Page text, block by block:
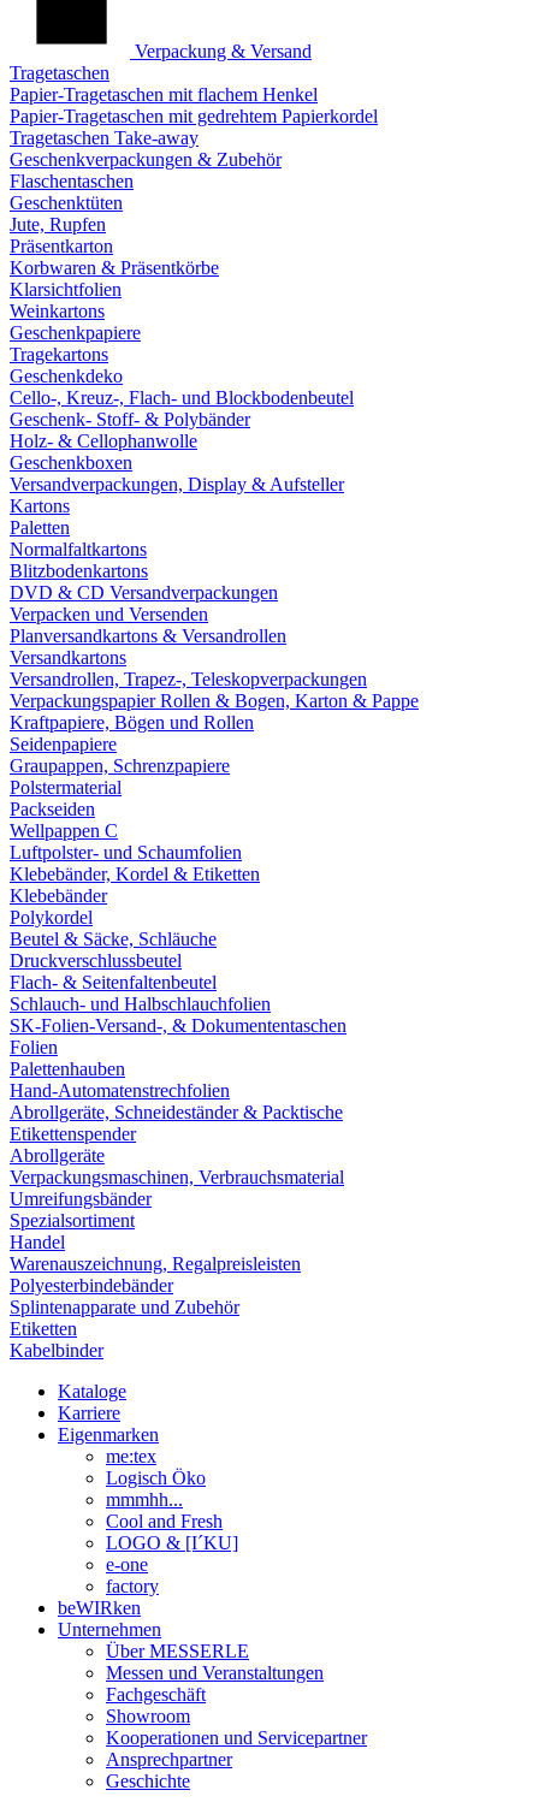
Verpackung & Versand
Tragetaschen
Papier-Tragetaschen mit flachem Henkel
Papier-Tragetaschen mit gedrehtem Papierkordel
Tragetaschen Take-away
Geschenkverpackungen & Zubehör
Flaschentaschen
Geschenktüten
Jute, Rupfen
Präsentkarton
Korbwaren & Präsentkörbe
Klarsichtfolien
Weinkartons
Geschenkpapiere
Tragekartons
Geschenkdeko
Cello-, Kreuz-, Flach- und Blockbodenbeutel
Geschenk- Stoff- & Polybänder
Holz- & Cellophanwolle
Geschenkboxen
Versandverpackungen, Display & Aufsteller
Kartons
Paletten
Normalfaltkartons
Blitzbodenkartons
DVD & CD Versandverpackungen
Verpacken und Versenden
Planversandkartons & Versandrollen
Versandkartons
Versandrollen, Trapez-, Teleskopverpackungen
Verpackungspapier Rollen & Bogen, Karton & Pappe
Kraftpapiere, Bögen und Rollen
Seidenpapiere
Graupappen, Schrenzpapiere
Polstermaterial
Packseiden
Wellpappen C
Luftpolster- und Schaumfolien
Klebebänder, Kordel & Etiketten
Klebebänder
Polykordel
Beutel & Säcke, Schläuche
Druckverschlussbeutel
Flach- & Seitenfaltenbeutel
Schlauch- und Halbschlauchfolien
SK-Folien-Versand-, & Dokumententaschen
Folien
Palettenhauben
Hand-Automatenstrechfolien
Abrollgeräte, Schneideständer & Packtische
Etikettenspender
Abrollgeräte
Verpackungsmaschinen, Verbrauchsmaterial
Umreifungsbänder
Spezialsortiment
Handel
Warenauszeichnung, Regalpreisleisten
Polyesterbindebänder
Splintenapparate und Zubehör
Etiketten
Kabelbinder
Kataloge
Karriere
Eigenmarken
me:tex
Logisch Öko
mmmhh...
Cool and Fresh
LOGO & [I´KU]
e-one
factory
beWIRken
Unternehmen
Über MESSERLE
Messen und Veranstaltungen
Fachgeschäft
Showroom
Kooperationen und Servicepartner
Ansprechpartner
Geschichte